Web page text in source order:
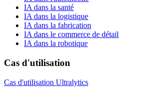
IA dans la santé
IA dans la logistique
IA dans la fabrication
IA dans le commerce de détail
IA dans la robotique
Cas d'utilisation
Cas d'utilisation Ultralytics